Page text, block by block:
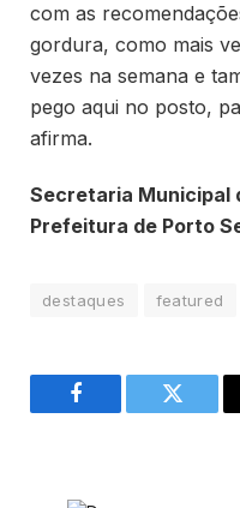
com as
gordura, como mais
vezes na semana e
pego aqui no posto,
afirma.
Secretaria Municipal
Prefeitura de Porto
destaques featured
Facebook Twitter